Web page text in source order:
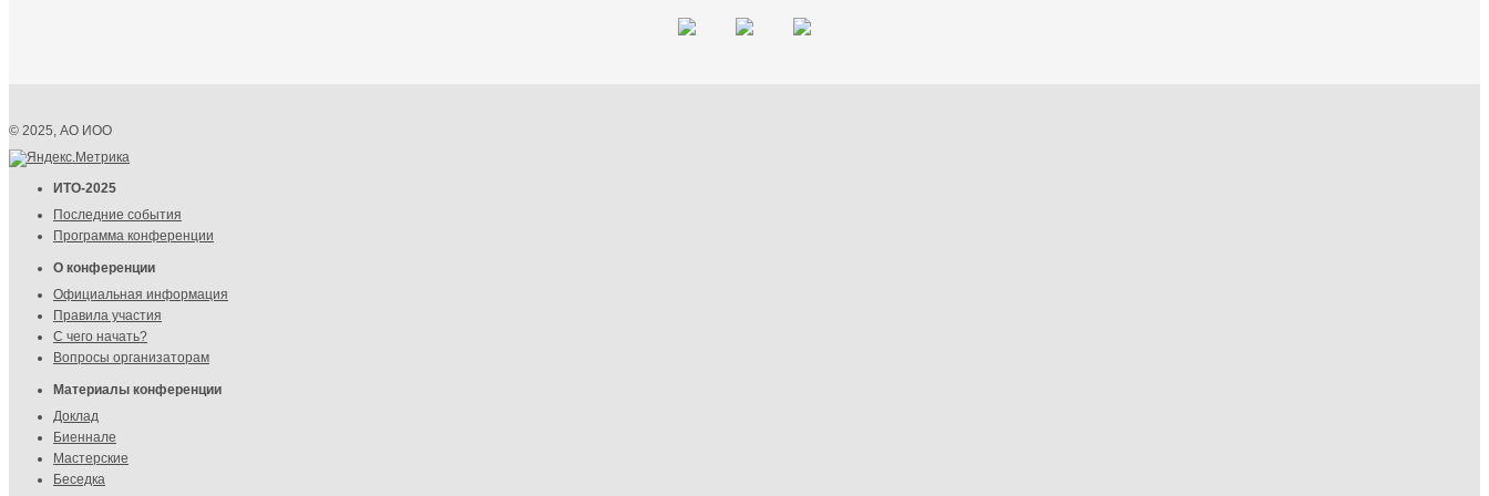
© 2025, АО ИОО
ИТО-2025
Последние события
Программа конференции
О конференции
Официальная информация
Правила участия
С чего начать?
Вопросы организаторам
Материалы конференции
Доклад
Биеннале
Мастерские
Беседка